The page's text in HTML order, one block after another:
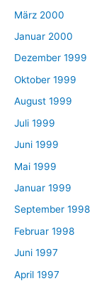
März 2000
Januar 2000
Dezember 1999
Oktober 1999
August 1999
Juli 1999
Juni 1999
Mai 1999
Januar 1999
September 1998
Februar 1998
Juni 1997
April 1997